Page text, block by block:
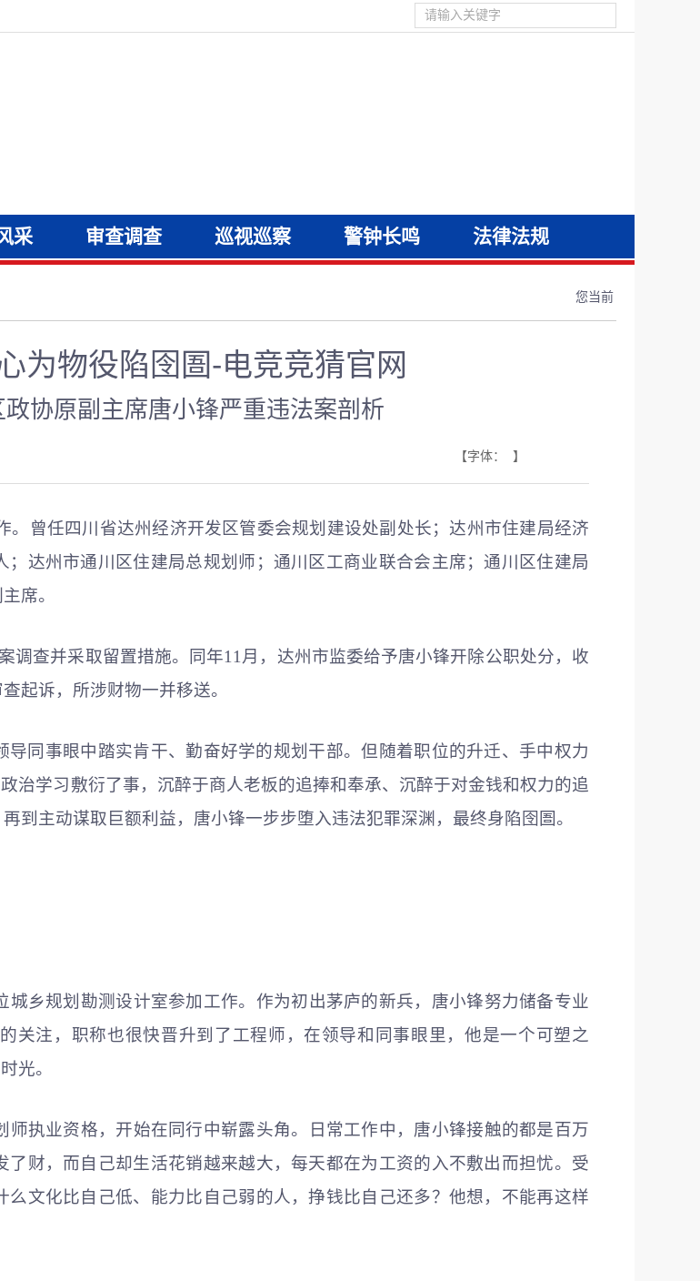
采 审查调查 巡视巡察 警钟长鸣 法律法规
您当前
为物役陷囹圄-电竞竞猜官网
协原副主席唐小锋严重违法案剖析
【字体： 】
。曾任四川省达州经济开发区管委会规划建设处副处长；达州市住建局经济
达州市通川区住建局总规划师；通川区工商业联合会主席；通川区住建局
席。
调查并采取留置措施。同年11月，达州市监委给予唐小锋开除公职处分，收
起诉，所涉财物一并移送。
同事眼中踏实肯干、勤奋好学的规划干部。但随着职位的升迁、手中权力
治学习敷衍了事，沉醉于商人老板的追捧和奉承、沉醉于对金钱和权力的追
到主动谋取巨额利益，唐小锋一步步堕入违法犯罪深渊，最终身陷囹圄。
乡规划勘测设计室参加工作。作为初出茅庐的新兵，唐小锋努力储备专业
关注，职称也很快晋升到了工程师，在领导和同事眼里，他是一个可塑之
光。
执业资格，开始在同行中崭露头角。日常工作中，唐小锋接触的都是百万
财，而自己却生活花销越来越大，每天都在为工资的入不敷出而担忧。受
文化比自己低、能力比自己弱的人，挣钱比自己还多？他想，不能再这样